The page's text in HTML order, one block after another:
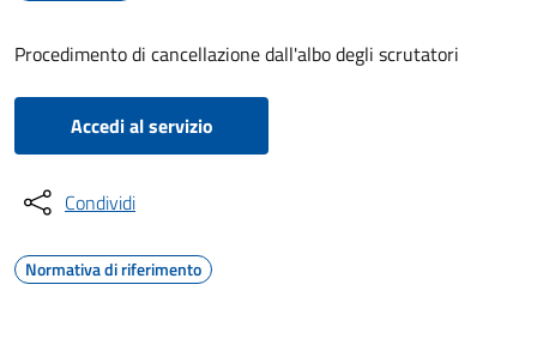
Procedimento di cancellazione dall'albo degli scrutatori
Accedi al servizio
Condividi
Normativa di riferimento